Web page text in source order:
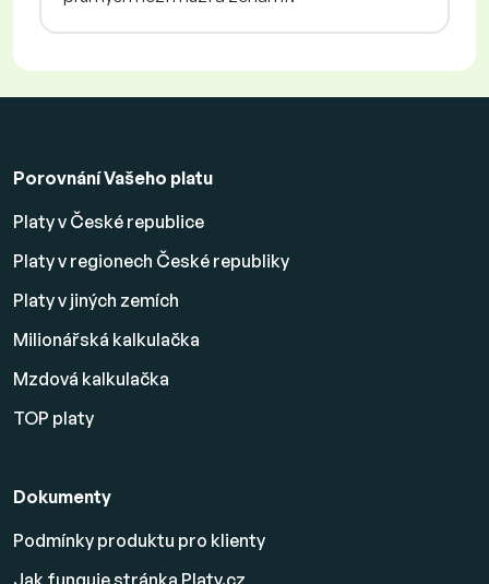
Porovnání Vašeho platu
Platy v České republice
Platy v regionech České republiky
Platy v jiných zemích
Milionářská kalkulačka
Mzdová kalkulačka
TOP platy
Dokumenty
Podmínky produktu pro klienty
Jak funguje stránka Platy.cz